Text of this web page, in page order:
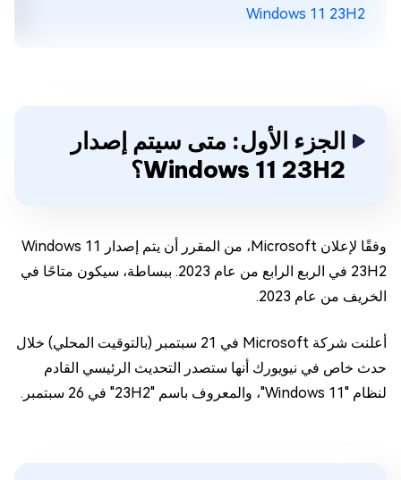
Windows 11 23H2
الجزء الأول: متى سيتم إصدار
Windows 11 23H2؟
وفقًا لإعلان Microsoft، من المقرر أن يتم إصدار Windows 11
23H2 في الربع الرابع من عام 2023. ببساطة، سيكون متاحًا في
الخريف من عام 2023.
أعلنت شركة Microsoft في 21 سبتمبر (بالتوقيت المحلي) خلال
حدث خاص في نيويورك أنها ستصدر التحديث الرئيسي القادم
لنظام "Windows 11"، والمعروف باسم "23H2" في 26 سبتمبر.